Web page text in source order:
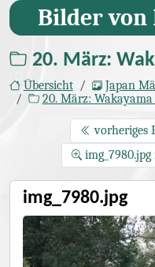
Bilder von
20. März:
Übersicht
Japan
20. März: Wakayama
vorheriges
img_7980.jpg